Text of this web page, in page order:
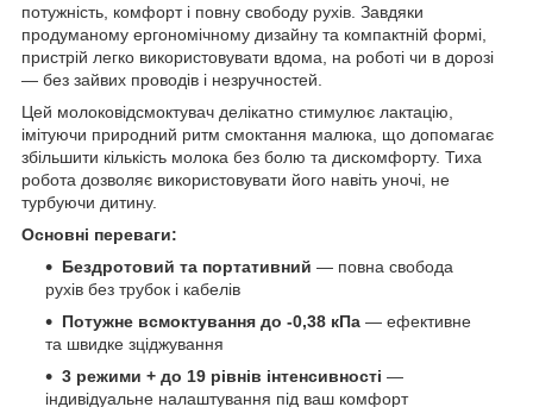
потужність, комфорт і повну свободу рухів. Завдяки
продуманому ергономічному дизайну та компактній формі,
пристрій легко використовувати вдома, на роботі чи в дорозі
— без зайвих проводів і незручностей.
Цей молоковідсмоктувач делікатно стимулює лактацію,
імітуючи природний ритм смоктання малюка, що допомагає
збільшити кількість молока без болю та дискомфорту. Тиха
робота дозволяє використовувати його навіть уночі, не
турбуючи дитину.
Основні переваги:
Бездротовий та портативний — повна свобода
рухів без трубок і кабелів
Потужне всмоктування до -0,38 кПа — ефективне
та швидке зціджування
3 режими + до 19 рівнів інтенсивності —
індивідуальне налаштування під ваш комфорт